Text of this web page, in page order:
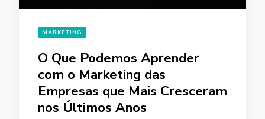
MARKETING
O Que Podemos Aprender
com o Marketing das
Empresas que Mais Cresceram
nos Últimos Anos